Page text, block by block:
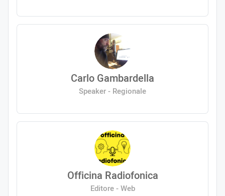
Carlo Gambardella
Speaker - Regionale
Officina Radiofonica
Editore - Web